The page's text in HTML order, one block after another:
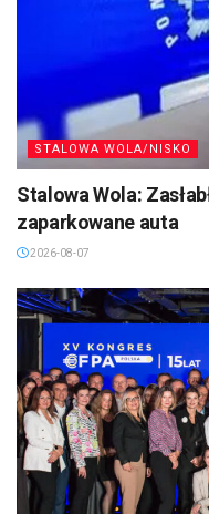
STALOWA WOLA/NISKO
Stalowa Wola:
zaparkowane auta
2026-08-07